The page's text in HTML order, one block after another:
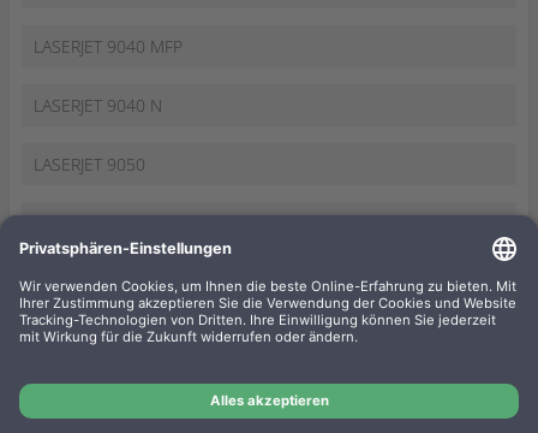
LASERJET 9040 MFP
LASERJET 9040 N
LASERJET 9050
LASERJET 9050 DN
LASERJET 9050 MFP
LASERJET 9050 N